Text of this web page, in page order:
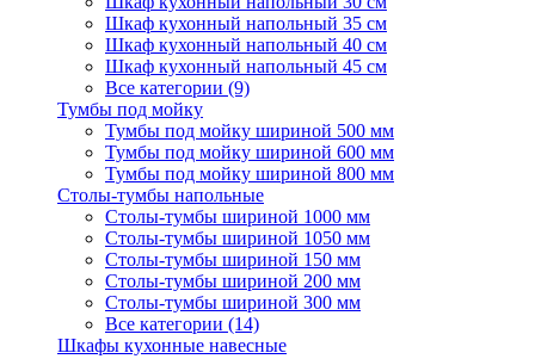
Шкаф кухонный напольный 35 см
Шкаф кухонный напольный 40 см
Шкаф кухонный напольный 45 см
Все категории (9)
Тумбы под мойку
Тумбы под мойку шириной 500 мм
Тумбы под мойку шириной 600 мм
Тумбы под мойку шириной 800 мм
Столы-тумбы напольные
Столы-тумбы шириной 1000 мм
Столы-тумбы шириной 1050 мм
Столы-тумбы шириной 150 мм
Столы-тумбы шириной 200 мм
Столы-тумбы шириной 300 мм
Все категории (14)
Шкафы кухонные навесные